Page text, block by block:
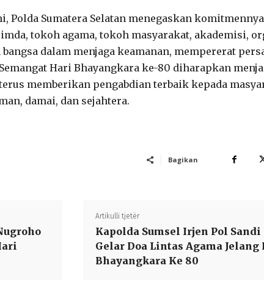
Polda Sumatera Selatan menegaskan
tokoh agama, tokoh masyarakat, akademisi,
dalam menjaga keamanan, mempererat
Hari Bhayangkara ke-80 diharapkan
memberikan pengabdian terbaik kepada
damai, dan sejahtera.
Bagikan
Artikulli tjetër
Kapolda Sumsel Irjen Pol Sandi
Gelar Doa Lintas Agama Jelang
Bhayangkara Ke 80